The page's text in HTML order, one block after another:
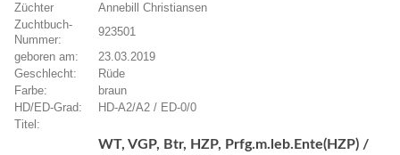
Züchter
Annebill Christiansen
Zuchtbuch-
Nummer:
923501
geboren am:
23.03.2019
Geschlecht:
Rüde
Farbe:
braun
HD/ED-Grad:
HD-A2/A2 / ED-0/0
Titel:
WT, VGP, Btr, HZP, Prfg.m.leb.Ente(HZP) /